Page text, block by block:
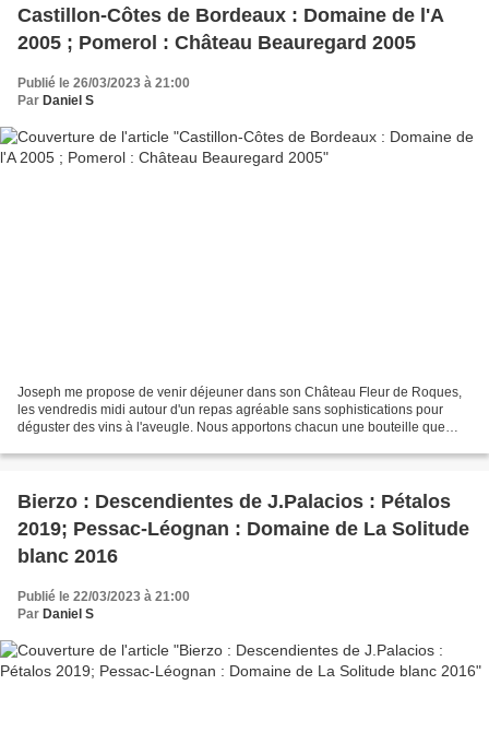
Castillon-Côtes de Bordeaux : Domaine de l'A
2005 ; Pomerol : Château Beauregard 2005
Publié le 26/03/2023 à 21:00
Par Daniel S
Joseph me propose de venir déjeuner dans son Château Fleur de Roques,
les vendredis midi autour d'un repas agréable sans sophistications pour
déguster des vins à l'aveugle. Nous apportons chacun une bouteille que
Bierzo : Descendientes de J.Palacios : Pétalos
2019; Pessac-Léognan : Domaine de La Solitude
blanc 2016
Publié le 22/03/2023 à 21:00
Par Daniel S